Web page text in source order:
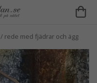
rede med fjädrar och ägg